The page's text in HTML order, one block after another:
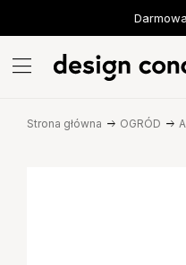
Strona główna OGRÓD